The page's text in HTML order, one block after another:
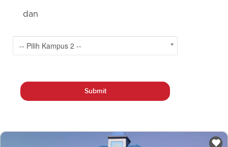
dan
-- Pilih Kampus 2 --
Submit